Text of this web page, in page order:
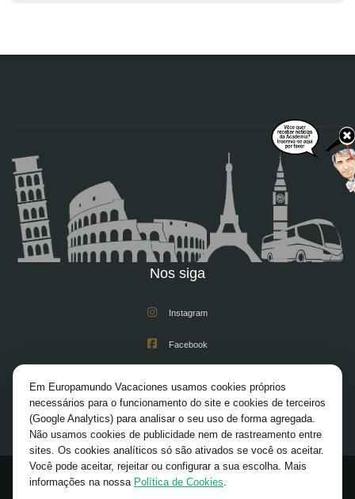
Nos siga
Instagram
Facebook
X/Twitter
Pinterest
© 2026 Europamundo. All rights reserved.
Em Europamundo Vacaciones usamos cookies próprios
necessários para o funcionamento do site e cookies de terceiros
(Google Analytics) para analisar o seu uso de forma agregada.
Não usamos cookies de publicidade nem de rastreamento entre
sites. Os cookies analíticos só são ativados se você os aceitar.
Você pode aceitar, rejeitar ou configurar a sua escolha. Mais
informações na nossa Política de Cookies.